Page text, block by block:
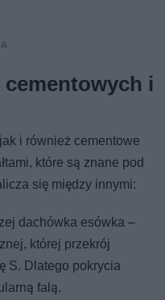
cementowych i
i również cementowe
które są znane pod
się między innymi:
dachówka esówka –
której przekrój
S. Dlatego pokrycia
falą.